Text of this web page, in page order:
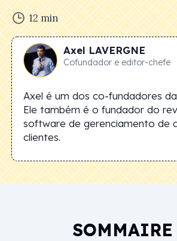
12 min
Axel LAVERGNE
Cofundador e editor-chefe
Axel é um dos co-fundadores
Ele também é o fundador do
software de gerenciamento de
clientes.
SOMMAIRE